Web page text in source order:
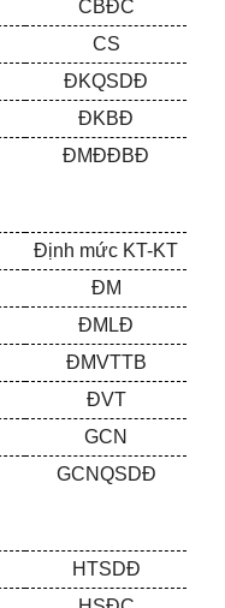
CBĐC
CS
ĐKQSDĐ
ĐKBĐ
ĐMĐĐBĐ
Định mức KT-KT
ĐM
ĐMLĐ
ĐMVTTB
ĐVT
GCN
GCNQSDĐ
HTSDĐ